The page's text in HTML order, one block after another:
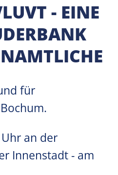
- EINE
für
an der
Innenstadt - am